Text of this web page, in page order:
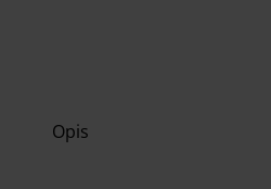
Opis